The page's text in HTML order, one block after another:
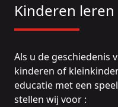
Kinderen
Als u de geschiedenis
kinderen of
educatie met een
stellen wij voor :